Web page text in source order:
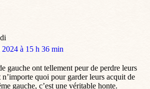
2024 à 15 h 36 min
gauche ont tellement peur de perdre leurs
quoi pour garder leurs acquit de
gauche, c’est une véritable honte.